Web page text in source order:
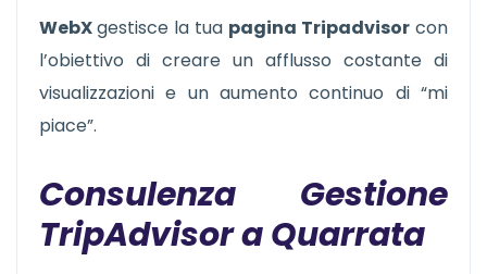
WebXgestisce la tua pagina Tripadvisor con
l’obiettivo di creare un afflusso costante di
visualizzazioni e un aumento continuo di “mi
piace”.
Consulenza Gestione
TripAdvisor a Quarrata